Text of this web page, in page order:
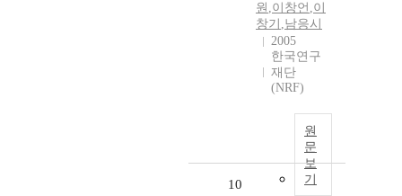
원 ,이창언 ,이
창기 ,남응시
2005
한국연구
재단
(NRF)
원
문
보
기
10